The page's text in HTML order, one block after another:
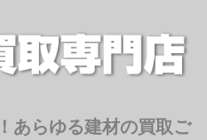
あらゆる建材の買取ご